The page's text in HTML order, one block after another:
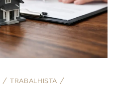
TRABALHISTA